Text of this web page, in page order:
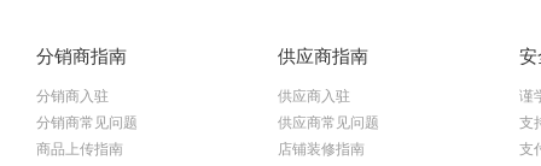
分销商指南
分销商入驻
分销商常见问题
商品上传指南
供应商指南
供应商入驻
供应商常见问题
店铺装修指南
安
谨
支
支